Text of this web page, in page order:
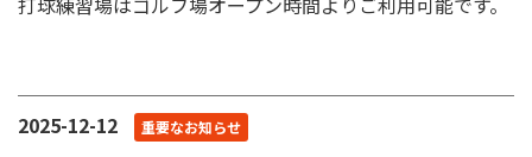
2025-12-12 重要なお知らせ